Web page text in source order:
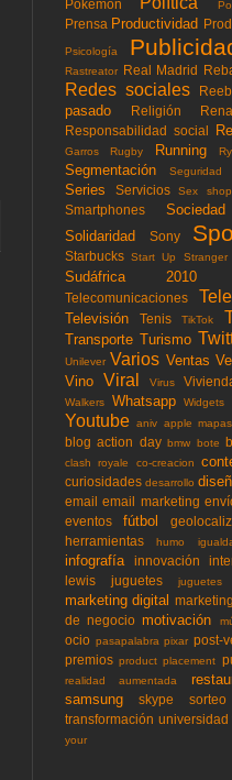
Pokémon
Prensa Productividad
Psicología
Rastreator Real Madrid
Redes sociales
pasado
Religión
Responsabilidad social
Garros
Rugby Running
Segmentación
Seguridad
Series Servicios Sex shop
Smartphones Sociedad
Solidaridad Sony
Starbucks Start Up Stranger
Sudáfrica 2010
Telecomunicaciones
Televisión Tenis TikTok
Transporte Turismo
Unilever Varios Ventas
Vino Viral Virus
Walkers Whatsapp Widgets
Youtube aniv apple mapas
blog action day bmw bote
clash royale co-creacion
curiosidades desarrollo
email email marketing
eventos
fútbol
herramientas humo
infografía
innovación
lewis
juguetes juguetes
marketing digital
de negocio motivación
ocio pasapalabra pixar post-
premios product placement
realidad aumentada
samsung skype sorteo
transformación universidad
your